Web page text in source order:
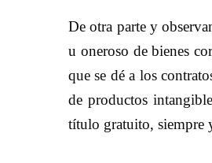
De otra parte y
u oneroso de bienes
que se dé a los
de productos
título gratuito, siempre